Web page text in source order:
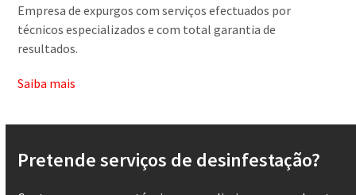
Empresa de expurgos com serviços efectuados por
técnicos especializados e com total garantia de
resultados.
Saiba mais
Pretende serviços de desinfestação?